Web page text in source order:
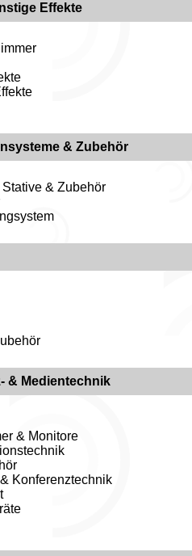
Effekte
& Zubehör
& Zubehör
& Medientechnik
& Monitore
Konferenztechnik